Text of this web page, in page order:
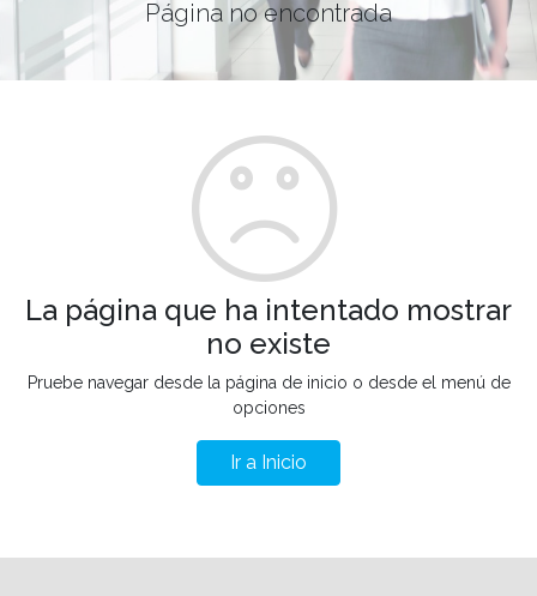
Página no encontrada
La página que ha intentado mostrar
no existe
Pruebe navegar desde la página de inicio o desde el menú de
opciones
Ir a Inicio